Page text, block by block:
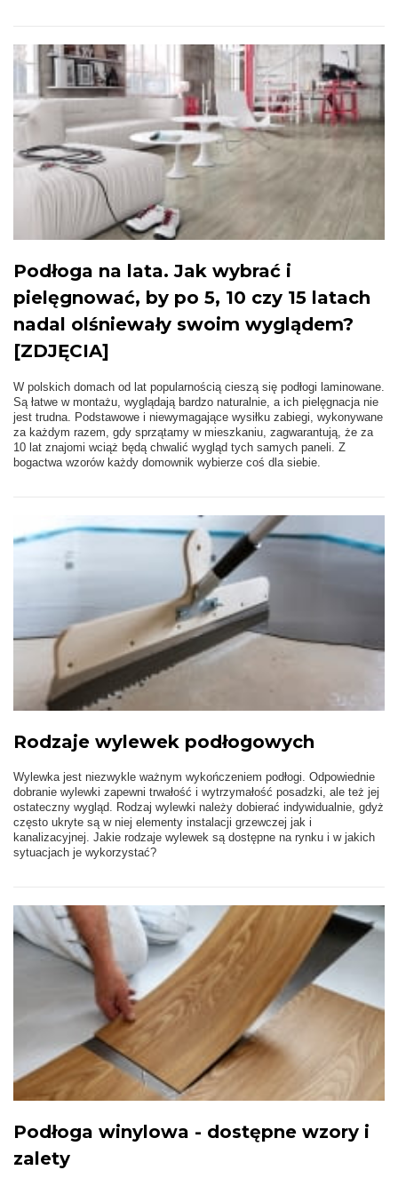
Podłoga na lata. Jak wybrać i
pielęgnować, by po 5, 10 czy 15 latach
nadal olśniewały swoim wyglądem?
[ZDJĘCIA]
W polskich domach od lat popularnością cieszą się podłogi laminowane.
Są łatwe w montażu, wyglądają bardzo naturalnie, a ich pielęgnacja nie
jest trudna. Podstawowe i niewymagające wysiłku zabiegi, wykonywane
za każdym razem, gdy sprzątamy w mieszkaniu, zagwarantują, że za
10 lat znajomi wciąż będą chwalić wygląd tych samych paneli. Z
bogactwa wzorów każdy domownik wybierze coś dla siebie.
Rodzaje wylewek podłogowych
Wylewka jest niezwykle ważnym wykończeniem podłogi. Odpowiednie
dobranie wylewki zapewni trwałość i wytrzymałość posadzki, ale też jej
ostateczny wygląd. Rodzaj wylewki należy dobierać indywidualnie, gdyż
często ukryte są w niej elementy instalacji grzewczej jak i
kanalizacyjnej. Jakie rodzaje wylewek są dostępne na rynku i w jakich
sytuacjach je wykorzystać?
Podłoga winylowa - dostępne wzory i
zalety